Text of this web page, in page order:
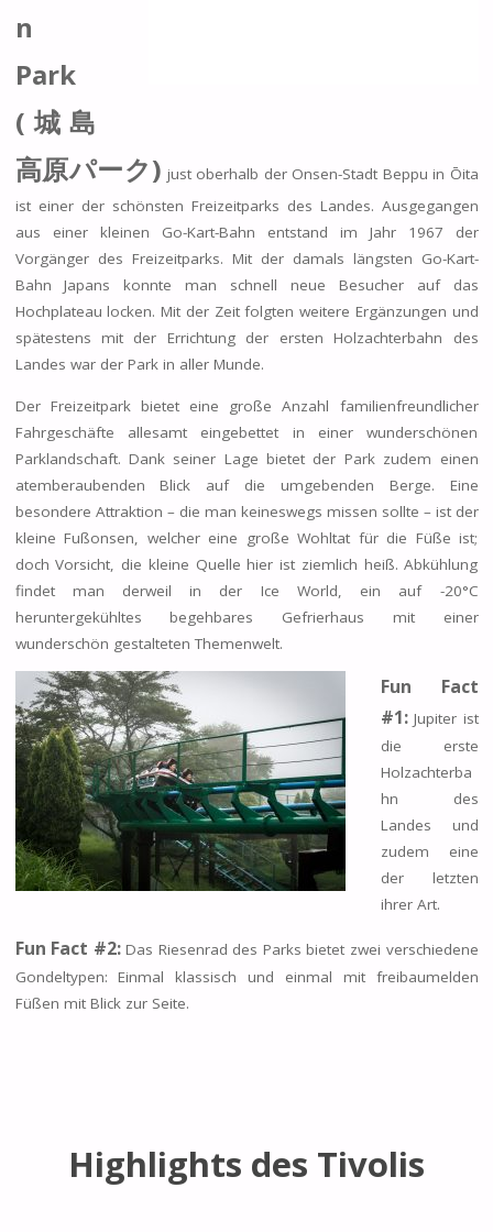
n
Park
(城島
高原パーク) just oberhalb der Onsen-Stadt Beppu in Ōita
ist einer der schönsten Freizeitparks des Landes. Ausgegangen
aus einer kleinen Go-Kart-Bahn entstand im Jahr 1967 der
Vorgänger des Freizeitparks. Mit der damals längsten Go-Kart-
Bahn Japans konnte man schnell neue Besucher auf das
Hochplateau locken. Mit der Zeit folgten weitere Ergänzungen und
spätestens mit der Errichtung der ersten Holzachterbahn des
Landes war der Park in aller Munde.
Der Freizeitpark bietet eine große Anzahl familienfreundlicher
Fahrgeschäfte allesamt eingebettet in einer wunderschönen
Parklandschaft. Dank seiner Lage bietet der Park zudem einen
atemberaubenden Blick auf die umgebenden Berge. Eine
besondere Attraktion – die man keineswegs missen sollte – ist der
kleine Fußonsen, welcher eine große Wohltat für die Füße ist;
doch Vorsicht, die kleine Quelle hier ist ziemlich heiß. Abkühlung
findet man derweil in der Ice World, ein auf -20°C
heruntergekühltes begehbares Gefrierhaus mit einer
wunderschön gestalteten Themenwelt.
Fun Fact
#1:Jupiter ist
die erste
Holzachterba
hn des
Landes und
zudem eine
der letzten
ihrer Art.
Fun Fact #2:Das Riesenrad des Parks bietet zwei verschiedene
Gondeltypen: Einmal klassisch und einmal mit freibaumelden
Füßen mit Blick zur Seite.
Highlights des Tivolis